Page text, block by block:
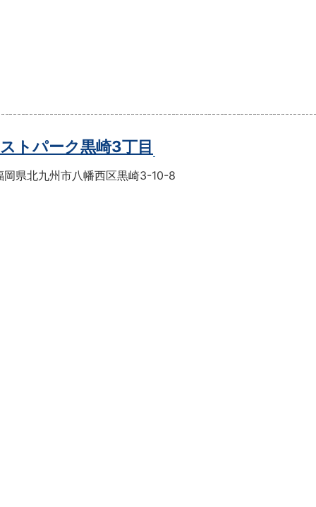
ストパーク黒崎3丁目
岡県北九州市八幡西区黒崎3-10-8